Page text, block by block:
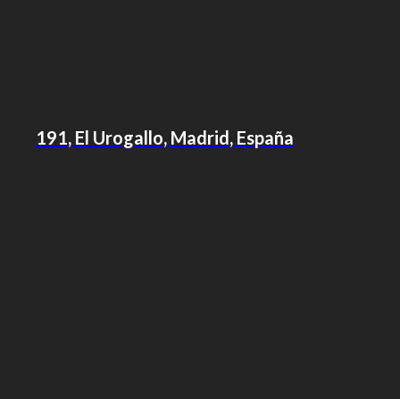
191, El Urogallo, Madrid, España